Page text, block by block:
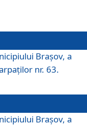
Brașov, a
nr. 63.
Brașov, a